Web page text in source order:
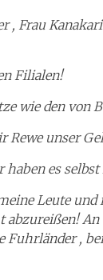
Frau
Filialen!
wie den von
Rewe unser
es
Leute und
An
Fuhrländer ,